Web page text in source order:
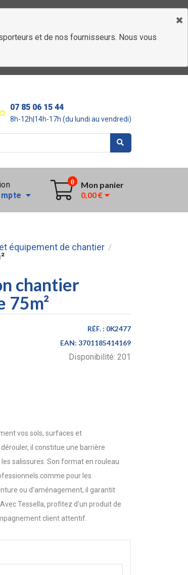
et de nos fournisseurs. Nous vous
07 85 06 15 44
8h-12h|14h-17h (du lundi au vendredi)
0
Mon panier
0,00 €
équipement de chantier /
chantier
75m²
RÉF. : 0K2477
EAN:3701185414169
Disponibilité:201
vos sols, surfaces et
il constitue une barrière
salissures. Son format en rouleau
comme pour les
ou d’aménagement, il garantit
Tessella, profitez d’un produit de
client attentif.